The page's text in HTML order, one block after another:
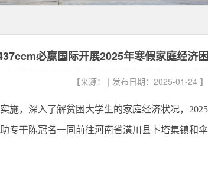
必嬴国际开展2025年寒假家庭经济
【来源： | 发布日期：2025-01-24 】
施，深入了解贫困大学生的家庭经济状况，
专干陈冠名一同前往河南省潢川县卜塔集镇和